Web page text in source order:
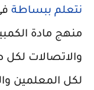
نتعلم ببساطة
منهج مادة
والاتصالات لكل
لكل المعلمين